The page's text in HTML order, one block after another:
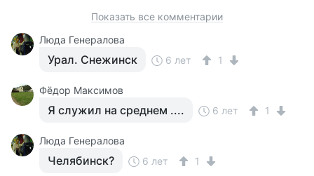
Показать все комментарии
Люда Генералова
Урал. Снежинск 6 лет 1
Фёдор Максимов
Я служил на среднем .... 6 лет 1
Люда Генералова
Челябинск? 6 лет 1